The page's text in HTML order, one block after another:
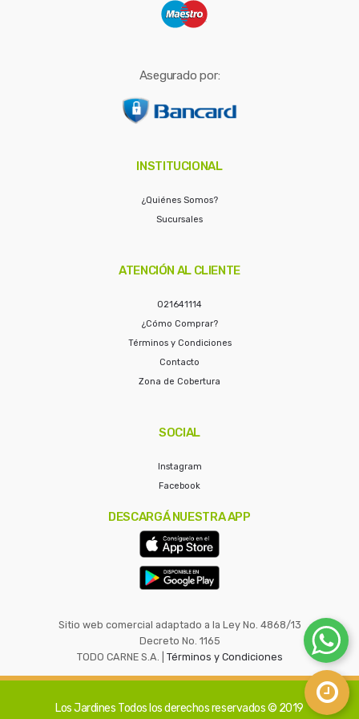
Asegurado por:
INSTITUCIONAL
¿Quiénes Somos?
Sucursales
ATENCIÓN AL CLIENTE
021641114
¿Cómo Comprar?
Términos y Condiciones
Contacto
Zona de Cobertura
SOCIAL
Instagram
Facebook
DESCARGÁ NUESTRA APP
Sitio web comercial adaptado a la Ley No. 4868/13
Decreto No. 1165
TODO CARNE S.A. | Términos y Condiciones
Los Jardines Todos los derechos reservados © 2019